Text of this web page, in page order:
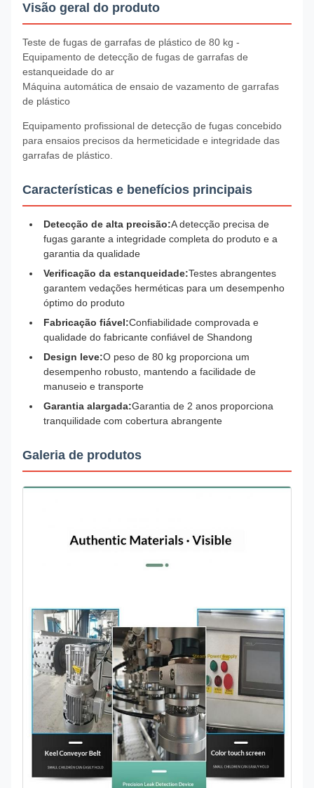
Visão geral do produto
Teste de fugas de garrafas de plástico de 80 kg -
Equipamento de detecção de fugas de garrafas de
estanqueidade do ar
Máquina automática de ensaio de vazamento de garrafas
de plástico
Equipamento profissional de detecção de fugas concebido
para ensaios precisos da hermeticidade e integridade das
garrafas de plástico.
Características e benefícios principais
Detecção de alta precisão:A detecção precisa de
fugas garante a integridade completa do produto e a
garantia da qualidade
Verificação da estanqueidade:Testes abrangentes
garantem vedações herméticas para um desempenho
óptimo do produto
Fabricação fiável:Confiabilidade comprovada e
qualidade do fabricante confiável de Shandong
Design leve:O peso de 80 kg proporciona um
desempenho robusto, mantendo a facilidade de
manuseio e transporte
Garantia alargada:Garantia de 2 anos proporciona
tranquilidade com cobertura abrangente
Galeria de produtos